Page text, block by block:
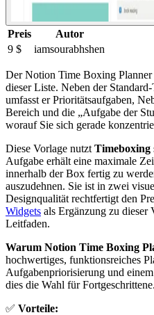
Preis
Autor
9 $
iamsourabhshen
Der Notion Time Boxing
dieser Liste. Neben der
umfasst er Prioritätsaufgaben,
Bereich und die „Aufgabe der
worauf Sie sich gerade
Diese Vorlage nutzt Timeboxing
Aufgabe erhält eine maximale
innerhalb der Box fertig zu
auszudehnen. Sie ist in zwei
Designqualität rechtfertigt den
Widgets als Ergänzung zu dieser
Leitfaden.
Warum Notion Time Boxing
hochwertiges, funktionsreiches
Aufgabenpriorisierung und
dies die Wahl für Fortgeschrittene.
✅ Vorteile: